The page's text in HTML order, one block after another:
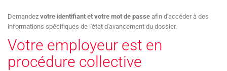
Demandez votre identifiant et votre mot de passe afin d'accéder à des
informations spécifiques de l'état d'avancement du dossier.
Votre employeur est en
procédure collective